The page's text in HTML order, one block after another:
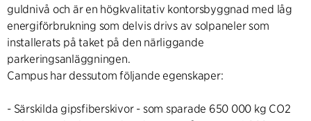
guldnivå och är en högkvalitativ kontorsbyggnad med låg
energiförbrukning som delvis drivs av solpaneler som
installerats på taket på den närliggande
parkeringsanläggningen.
Campus har dessutom följande egenskaper:
- Särskilda gipsfiberskivor - som sparade 650 000 kg CO2